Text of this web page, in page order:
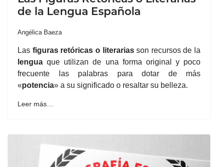
de la Lengua Española
Angélica Baeza
Las figuras retóricas o literariasson recursos de la
lengua que utilizan de una forma original y poco
frecuente las palabras para dotar de más
«potencia» a su significado o resaltar su belleza.
Leer más…